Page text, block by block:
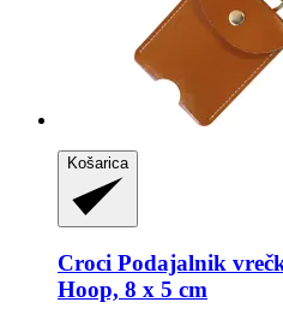
Košarica
Croci Podajalnik
Hoop, 8 x 5 cm